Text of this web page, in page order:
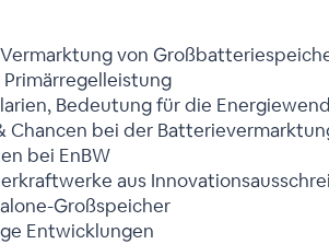
von
Bedeutung für die
Chancen bei der
bei EnBW
aus
Großspeicher
Entwicklungen